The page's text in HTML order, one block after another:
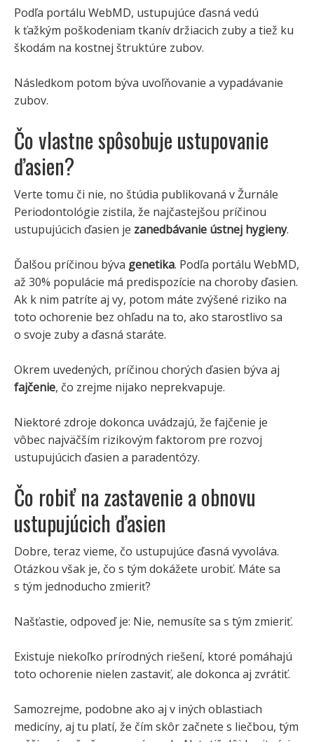
Podľa portálu WebMD, ustupujúce ďasná vedú
k ťažkým poškodeniam tkanív držiacich zuby a tiež ku
škodám na kostnej štruktúre zubov.
Následkom potom býva uvoľňovanie a vypadávanie
zubov.
Čo vlastne spôsobuje ustupovanie
ďasien?
Verte tomu či nie, no štúdia publikovaná v Žurnále
Periodontológie zistila, že najčastejšou príčinou
ustupujúcich ďasien je zanedbávanie ústnej hygieny.
Ďalšou príčinou býva genetika. Podľa portálu WebMD,
až 30% populácie má predispozície na choroby ďasien.
Ak k nim patríte aj vy, potom máte zvýšené riziko na
toto ochorenie bez ohľadu na to, ako starostlivo sa
o svoje zuby a ďasná staráte.
Okrem uvedených, príčinou chorých ďasien býva aj
fajčenie, čo zrejme nijako neprekvapuje.
Niektoré zdroje dokonca uvádzajú, že fajčenie je
vôbec najväčším rizikovým faktorom pre rozvoj
ustupujúcich ďasien a paradentózy.
Čo robiť na zastavenie a obnovu
ustupujúcich ďasien
Dobre, teraz vieme, čo ustupujúce ďasná vyvoláva.
Otázkou však je, čo s tým dokážete urobiť. Máte sa
s tým jednoducho zmieriť?
Našťastie, odpoveď je: Nie, nemusíte sa s tým zmieriť.
Existuje niekoľko prírodných riešení, ktoré pomáhajú
toto ochorenie nielen zastaviť, ale dokonca aj zvrátiť.
Samozrejme, podobne ako aj v iných oblastiach
medicíny, aj tu platí, že čím skôr začnete s liečbou, tým